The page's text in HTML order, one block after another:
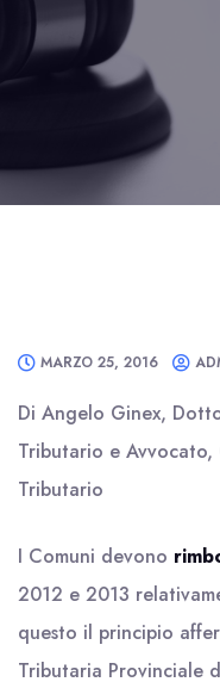
MARZO 25, 2016
Di Angelo Ginex,
Tributario e
Tributario
I Comuni devono
2012 e 2013
questo il principio
Tributaria Provinciale